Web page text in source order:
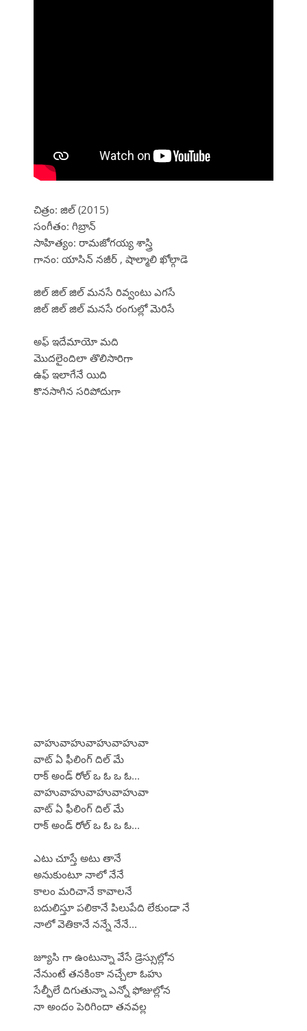
చిత్రం: జిల్ (2015)
సంగీతం: గిబ్రాన్
సాహిత్యం: రామజోగయ్య శాస్త్రి
గానం: యాసిన్ నజీర్ , షాల్మాలి ఖోల్గాడె
జిల్ జిల్ జిల్ మనసే రివ్వంటు ఎగసే
జిల్ జిల్ జిల్ మనసే రంగుల్లో మెరిసే
అఫ్ ఇదేమాయో మది
మొదలైందిలా తొలిసారిగా
ఉఫ్ ఇలాగేనే యిది
కొనసాగిన సరిపోదుగా
వాహువాహువాహువాహువా
వాట్ ఏ ఫీలింగ్ దిల్ మే
రాక్ అండ్ రోల్ ఒ ఓ ఒ ఓ...
వాహువాహువాహువాహువా
వాట్ ఏ ఫీలింగ్ దిల్ మే
రాక్ అండ్ రోల్ ఒ ఓ ఒ ఓ...
ఎటు చూస్తే అటు తానే
అనుకుంటూ నాలో నేనే
కాలం మరిచానే కావాలనే
బదులిస్తూ పలికానే పిలుపేది లేకుండా నే
నాలో వెతికానే నన్నే నేనే...
జ్యూసి గా ఉంటున్నా వేసే డ్రెస్సుల్లోన
నేనుంటే తనకింకా నచ్చేలా ఓహు
సేల్ఫీలే దిగుతున్నా ఎన్నో ఫోజుల్లోన
నా అందం పెరిగిందా తనవల్ల